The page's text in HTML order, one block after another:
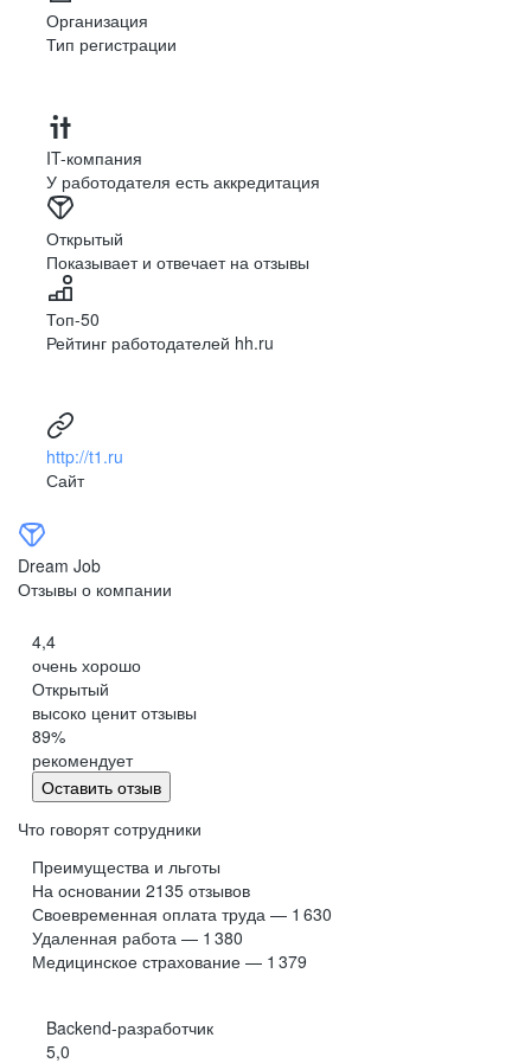
Организация
Тип регистрации
IT-компания
У работодателя есть аккредитация
Открытый
Показывает и отвечает на отзывы
Топ-50
Рейтинг работодателей hh.ru
http://t1.ru
Сайт
Dream Job
Отзывы о компании
4,4
очень хорошо
Открытый
высоко ценит отзывы
89%
рекомендует
Оставить отзыв
Что говорят сотрудники
Преимущества и льготы
На основании 2135 отзывов
Своевременная оплата труда — 1 630
Удаленная работа — 1 380
Медицинское страхование — 1 379
Backend-разработчик
5,0